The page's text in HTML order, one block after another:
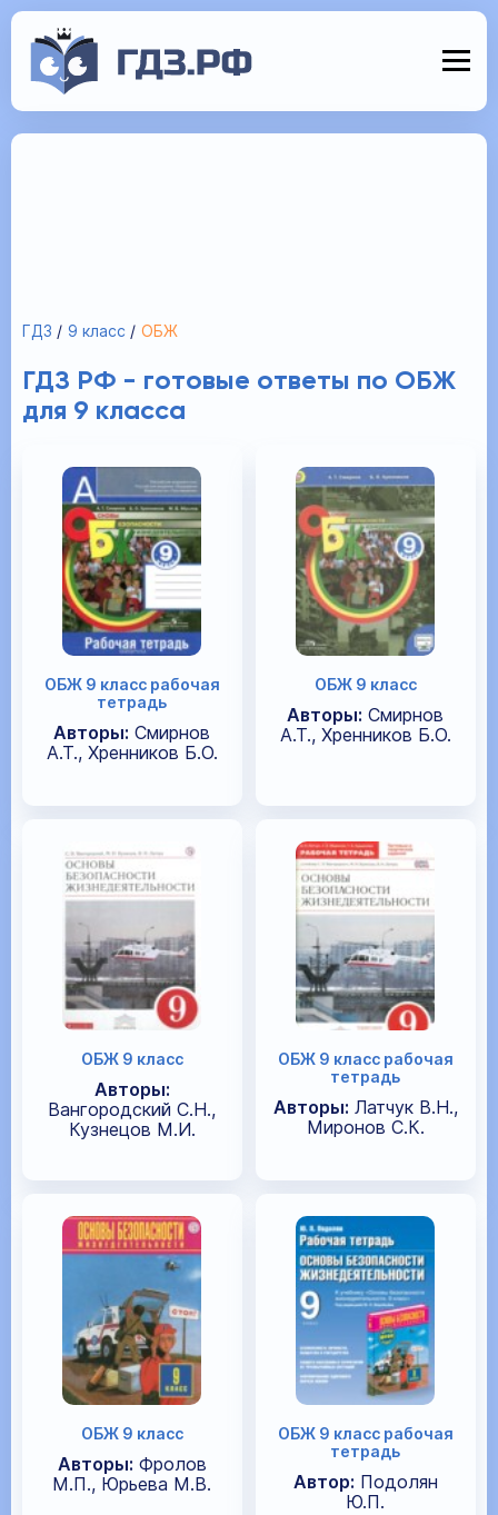
ГДЗ 9 класс ОБЖ
ГДЗ РФ - готовые ответы по ОБЖ
для 9 класса
ОБЖ 9 класс рабочая
тетрадь
Авторы: Смирнов
А.Т., Хренников Б.О.
ОБЖ 9 класс
Авторы: Смирнов
А.Т., Хренников Б.О.
ОБЖ 9 класс
Авторы:
Вангородский С.Н.,
Кузнецов М.И.
ОБЖ 9 класс рабочая
тетрадь
Авторы: Латчук В.Н.,
Миронов С.К.
ОБЖ 9 класс
Авторы: Фролов
М.П., Юрьева М.В.
ОБЖ 9 класс рабочая
тетрадь
Автор: Подолян
Ю.П.